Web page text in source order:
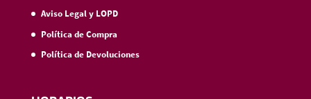
Aviso Legal y LOPD
Política de Compra
Política de Devoluciones